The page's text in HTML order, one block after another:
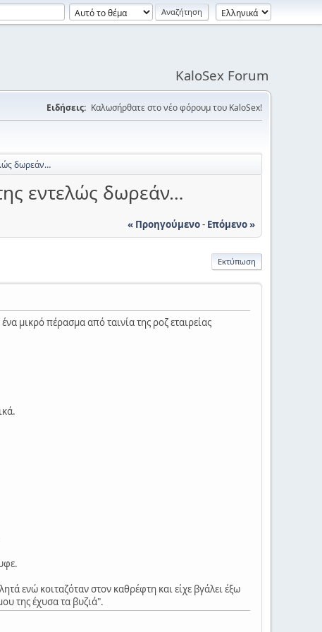
KaloSex Forum
Ειδήσεις: Καλωσήρθατε στο νέο φόρουμ του KaloSex!
δωρεάν…
εντελώς δωρεάν…
« Προηγούμενο- Επόμενο »
Εκτύπωση
μικρό πέρασμα από ταινία της ροζ εταιρείας
ενώ κοιταζόταν στον καθρέφτη και είχε βγάλει έξω
της έχυσα τα βυζιά".